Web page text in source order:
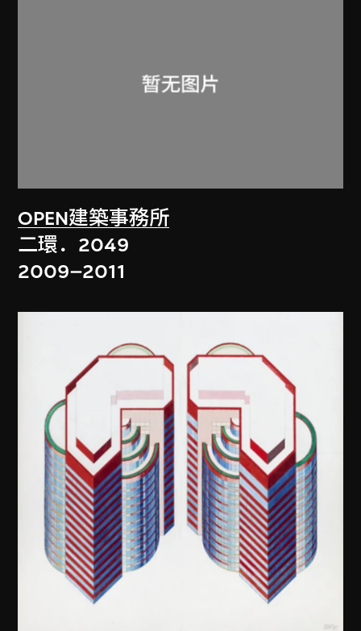
OPEN建築事務所
二環．2049
2009–2011